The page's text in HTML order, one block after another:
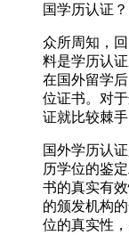
国学历认证？
众所周知，
料是学历认
在国外留学
位证书。对
证就比较棘手
国外学历认
历学位的鉴
书的真实有
的颁发机构
位的真实性